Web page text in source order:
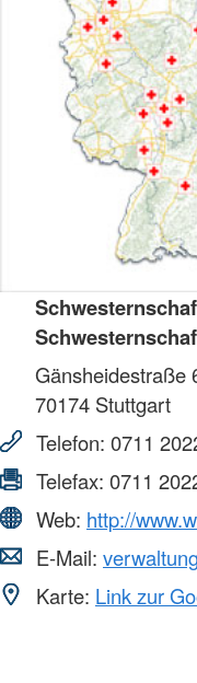
Gänsheidestraße
70174 Stuttgart
Telefon: 0711
Telefax: 0711
Web: http://
E-Mail:
Karte: Link zur